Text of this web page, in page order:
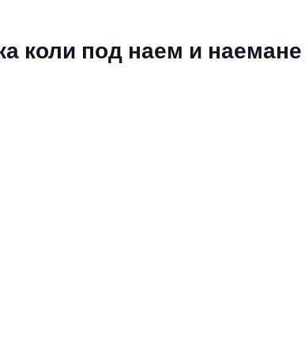
коли под наем и наемане